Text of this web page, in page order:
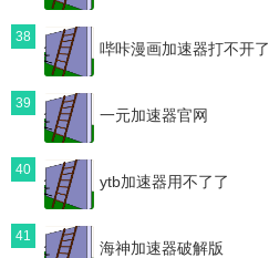
38
哔咔漫画加速器打不开了
39
一元加速器官网
40
ytb加速器用不了了
41
海神加速器破解版